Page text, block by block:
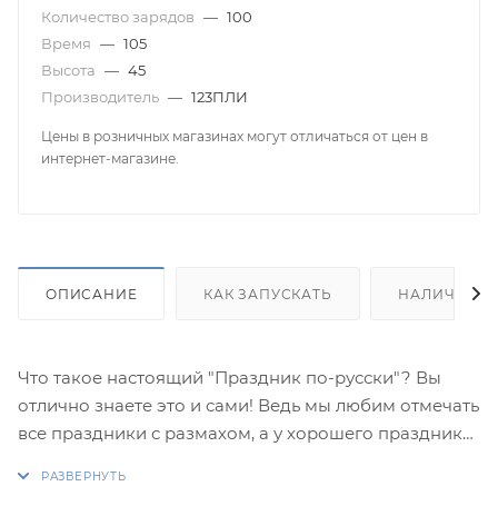
Количество зарядов — 100
Время — 105
Высота — 45
Производитель — 123ПЛИ
Цены в розничных магазинах могут отличаться от цен в
интернет-магазине.
ОПИСАНИЕ КАК ЗАПУСКАТЬ НАЛИЧИЕ
Что такое настоящий "Праздник по-русски"? Вы
отлично знаете это и сами! Ведь мы любим отмечать
все праздники с размахом, а у хорошего праздника